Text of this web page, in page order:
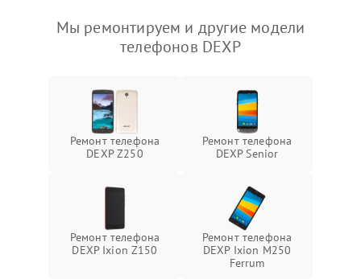
Мы ремонтируем и другие модели
телефонов DEXP
Ремонт телефона
DEXP Z250
Ремонт телефона
DEXP Senior
Ремонт телефона
DEXP Ixion Z150
Ремонт телефона
DEXP Ixion M250
Ferrum